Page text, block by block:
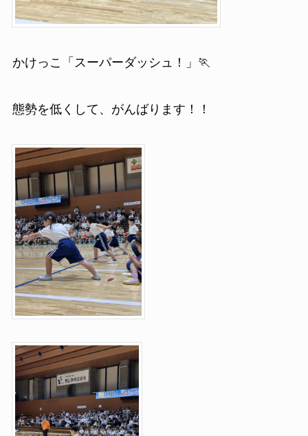
かけっこ「スーパーダッシュ！」🏃
態勢を低くして、がんばります！！